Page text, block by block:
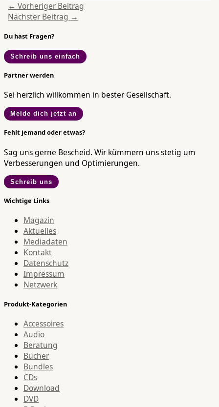
← Vorheriger Beitrag
Nächster Beitrag →
Du hast Fragen?
Schreib uns einfach
Partner werden
Sei herzlich willkommen in bester Gesellschaft.
Melde dich jetzt an
Fehlt jemand oder etwas?
Sag uns gerne Bescheid. Wir kümmern uns stetig um
Verbesserungen und Optimierungen.
Schreib uns
Wichtige Links
Magazin
Aktuelles
Mediadaten
Kontakt
Datenschutz
Impressum
Netzwerk
Produkt-Kategorien
Accessoires
Audio
Beratung
Bücher
Bundles
CDs
Download
DVD